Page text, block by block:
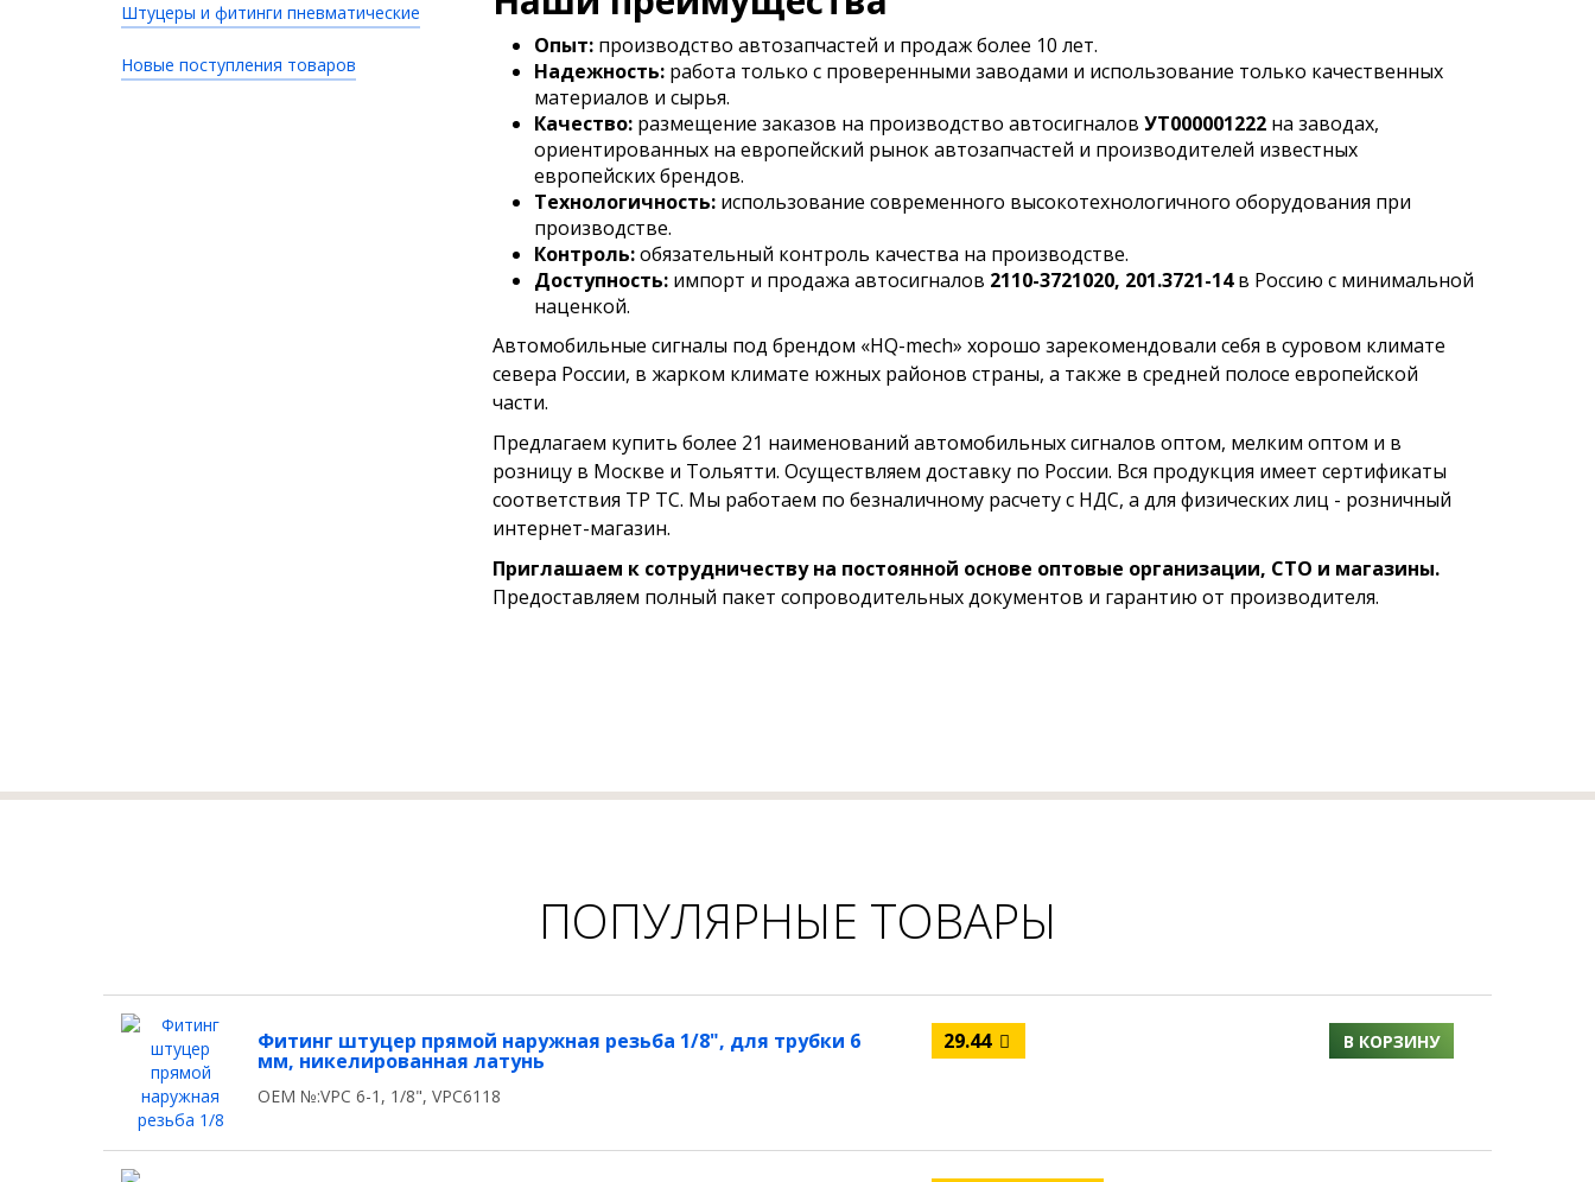
Штуцеры и фитинги пневматические
Новые поступления товаров
Опыт:производство автозапчастей и продаж более 10 лет.
Надежность:работа только с проверенными заводами и использование только качественных
материалов и сырья.
Качество:размещение заказов на производство автосигналов УТ000001222на заводах,
ориентированных на европейский рынок автозапчастей и производителей известных
европейских брендов.
Технологичность:использование современного высокотехнологичного оборудования при
производстве.
Контроль:обязательный контроль качества на производстве.
Доступность:импорт и продажа автосигналов 2110-3721020, 201.3721-14в Россию с минимальной
наценкой.
Автомобильные сигналы под брендом «HQ-mech» хорошо зарекомендовали себя в суровом климате
севера России, в жарком климате южных районов страны, а также в средней полосе европейской
части.
Предлагаем купить более 21 наименований автомобильных сигналов оптом, мелким оптом и в
розницу в Москве и Тольятти. Осуществляем доставку по России. Вся продукция имеет сертификаты
соответствия ТР ТС. Мы работаем по безналичному расчету с НДС, а для физических лиц - розничный
интернет-магазин.
Приглашаем к сотрудничеству на постоянной основе оптовые организации, СТО и магазины.
Предоставляем полный пакет сопроводительных документов и гарантию от производителя.
ПОПУЛЯРНЫЕ ТОВАРЫ
Фитинг штуцер прямой наружная резьба 1/8", для трубки 6
мм, никелированная латунь
OEM №:VPC 6-1, 1/8", VPC6118
29.44 В КОРЗИНУ